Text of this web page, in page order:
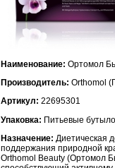
Наименование: Ортомол
Производитель: Orthomol
Артикул: 22695301
Упаковка: Питьевые
Назначение: Диетическая
поддержания природной
Orthomol Beauty (Ортомол